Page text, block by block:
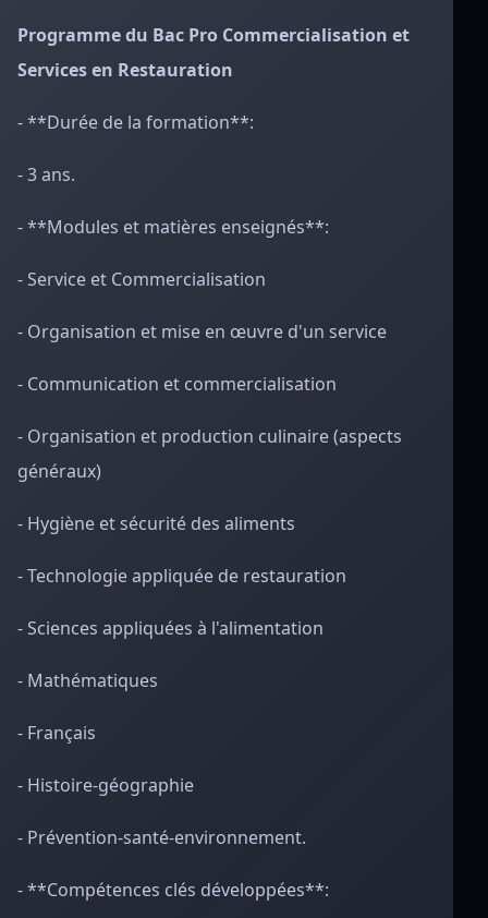
Programme du Bac Pro Commercialisation et
Services en Restauration
- **Durée de la formation**:
- 3 ans.
- **Modules et matières enseignés**:
- Service et Commercialisation
- Organisation et mise en œuvre d'un service
- Communication et commercialisation
- Organisation et production culinaire (aspects
généraux)
- Hygiène et sécurité des aliments
- Technologie appliquée de restauration
- Sciences appliquées à l'alimentation
- Mathématiques
- Français
- Histoire-géographie
- Prévention-santé-environnement.
- **Compétences clés développées**: